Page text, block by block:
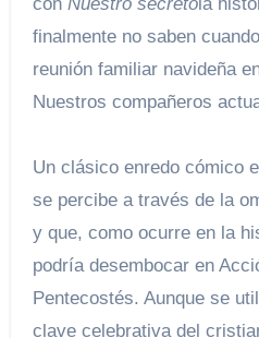
finalmente no saben
reunión familiar navideña
Nuestros compañeros
Un clásico enredo cómico
se percibe a través de la
y que, como ocurre en la
podría desembocar en
Pentecostés. Aunque se
clave celebrativa del